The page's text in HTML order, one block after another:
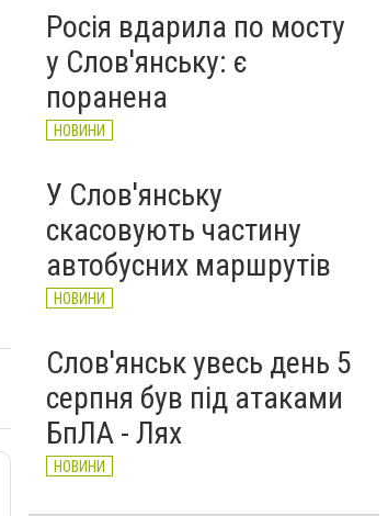
ДСНС України
Росія вдарила по мосту
у Слов'янську: є
поранена
НОВИНИ
У Слов'янську
скасовують частину
автобусних маршрутів
НОВИНИ
Слов'янськ увесь день 5
серпня був під атаками
БпЛА - Лях
НОВИНИ